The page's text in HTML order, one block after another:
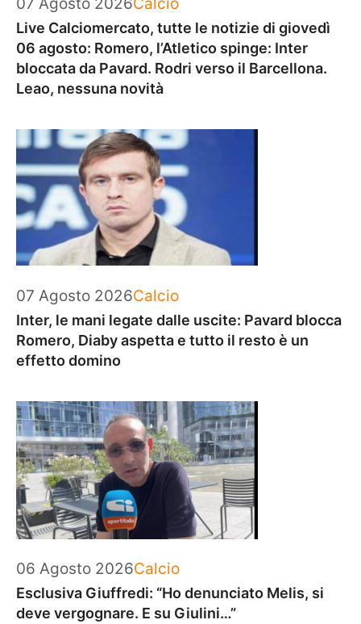
07 Agosto 2026Calcio
Live Calciomercato, tutte le notizie di giovedì
06 agosto: Romero, l’Atletico spinge: Inter
bloccata da Pavard. Rodri verso il Barcellona.
Leao, nessuna novità
07 Agosto 2026Categorie
Calcio
Inter, le mani legate dalle uscite: Pavard blocca
Romero, Diaby aspetta e tutto il resto è un
effetto domino
06 Agosto 2026Categorie
Calcio
Esclusiva Giuffredi: “Ho denunciato Melis, si
deve vergognare. E su Giulini…”